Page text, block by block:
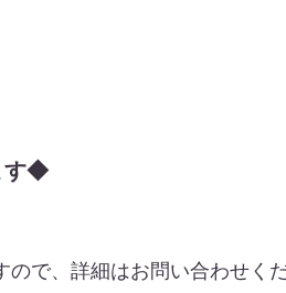
す◆
で、詳細はお問い合わせくだ